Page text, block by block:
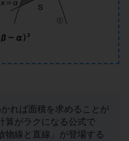
かれば面積を求めることが
算がラクになる公式で
物線と直線」が登場する